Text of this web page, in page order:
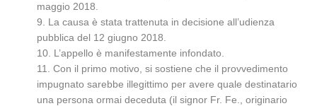
maggio 2018.
9. La causa è stata trattenuta in decisione all’udienza
pubblica del 12 giugno 2018.
10. L’appello è manifestamente infondato.
11. Con il primo motivo, si sostiene che il provvedimento
impugnato sarebbe illegittimo per avere quale destinatario
una persona ormai deceduta (il signor Fr. Fe., originario